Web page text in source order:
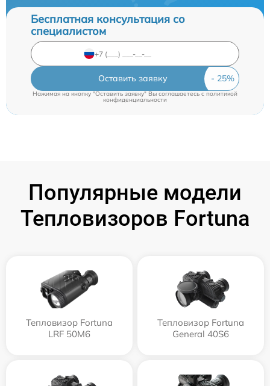
Бесплатная консультация со
специалистом
Оставить заявку
Нажимая на кнопку "Оставить заявку" Вы соглашаетесь c политикой
конфиденциальности
Популярные модели
Тепловизоров Fortuna
Тепловизор Fortuna
LRF 50M6
Тепловизор Fortuna
General 40S6